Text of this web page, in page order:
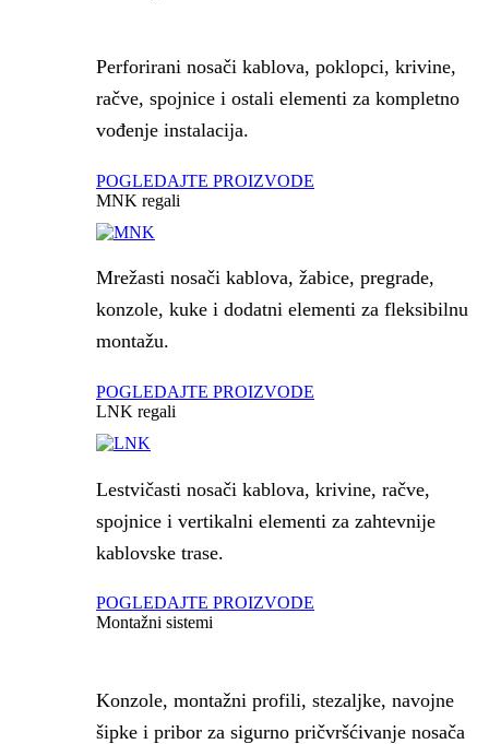
Perforirani nosači kablova, poklopci, krivine,
račve, spojnice i ostali elementi za kompletno
vođenje instalacija.
POGLEDAJTE PROIZVODE
MNK regali
Mrežasti nosači kablova, žabice, pregrade,
konzole, kuke i dodatni elementi za fleksibilnu
montažu.
POGLEDAJTE PROIZVODE
LNK regali
Lestvičasti nosači kablova, krivine, račve,
spojnice i vertikalni elementi za zahtevnije
kablovske trase.
POGLEDAJTE PROIZVODE
Montažni sistemi
Konzole, montažni profili, stezaljke, navojne
šipke i pribor za sigurno pričvršćivanje nosača